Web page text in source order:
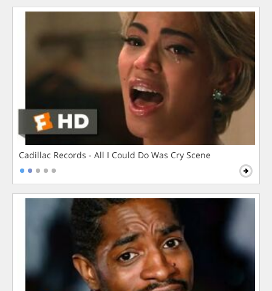
Cadillac Records - All I Could Do Was Cry Scene